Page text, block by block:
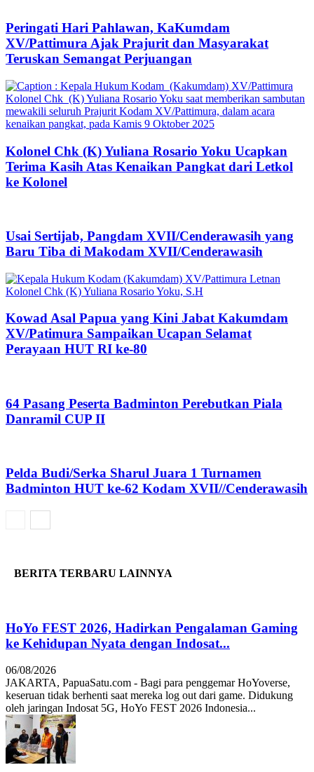
Peringati Hari Pahlawan, KaKumdam
XV/Pattimura Ajak Prajurit dan Masyarakat
Teruskan Semangat Perjuangan
Kolonel Chk (K) Yuliana Rosario Yoku Ucapkan
Terima Kasih Atas Kenaikan Pangkat dari Letkol
ke Kolonel
Usai Sertijab, Pangdam XVII/Cenderawasih yang
Baru Tiba di Makodam XVII/Cenderawasih
Kowad Asal Papua yang Kini Jabat Kakumdam
XV/Patimura Sampaikan Ucapan Selamat
Perayaan HUT RI ke-80
64 Pasang Peserta Badminton Perebutkan Piala
Danramil CUP II
Pelda Budi/Serka Sharul Juara 1 Turnamen
Badminton HUT ke-62 Kodam XVII//Cenderawasih
BERITA TERBARU LAINNYA
HoYo FEST 2026, Hadirkan Pengalaman Gaming
ke Kehidupan Nyata dengan Indosat...
06/08/2026
JAKARTA, PapuaSatu.com - Bagi para penggemar HoYoverse,
keseruan tidak berhenti saat mereka log out dari game. Didukung
oleh jaringan Indosat 5G, HoYo FEST 2026 Indonesia...